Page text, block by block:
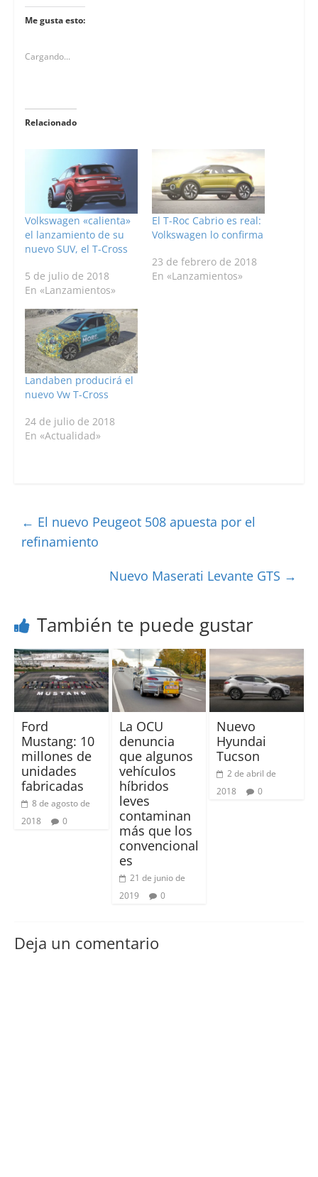
Me gusta esto:
Cargando...
Relacionado
Volkswagen «calienta»
el lanzamiento de su
nuevo SUV, el T-Cross
5 de julio de 2018
En «Lanzamientos»
El T-Roc Cabrio es real:
Volkswagen lo confirma
23 de febrero de 2018
En «Lanzamientos»
Landaben producirá el
nuevo Vw T-Cross
24 de julio de 2018
En «Actualidad»
← El nuevo Peugeot 508 apuesta por el
refinamiento
Nuevo Maserati Levante GTS →
También te puede gustar
Ford
Mustang: 10
millones de
unidades
fabricadas
8 de agosto de
2018
0
La OCU
denuncia
que algunos
vehículos
híbridos
leves
contaminan
más que los
convencional
es
21 de junio de
2019
0
Nuevo
Hyundai
Tucson
2 de abril de
2018
0
Deja un comentario